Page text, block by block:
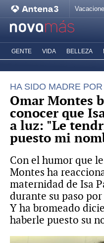
GENTE VIDA BELLEZA
HA SIDO MADRE
Omar Montes
conocer que
a luz: "Le
puesto mi
Con el humor que
Montes ha
maternidad de Isa
durante su paso
Y ha bromeado
haberle puesto su